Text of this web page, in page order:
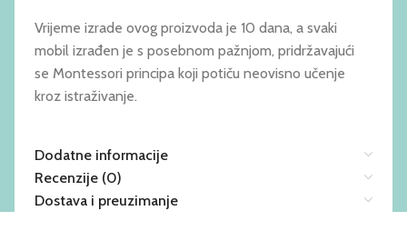
Vrijeme izrade ovog proizvoda je 10 dana, a svaki
mobil izrađen je s posebnom pažnjom, pridržavajući
se Montessori principa koji potiču neovisno učenje
kroz istraživanje.
Dodatne informacije
Recenzije (0)
Dostava i preuzimanje